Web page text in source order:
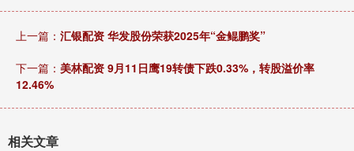
上一篇： 汇银配资 华发股份荣获2025年“金鲲鹏奖”
下一篇： 美林配资 9月11日鹰19转债下跌0.33%，转股溢价率
12.46%
相关文章